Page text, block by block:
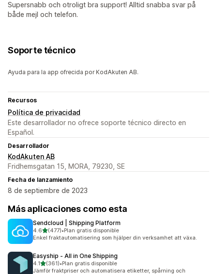
Supersnabb och otroligt bra support! Alltid snabba svar på
både mejl och telefon.
Soporte técnico
Ayuda para la app ofrecida por KodAkuten AB.
Recursos
Política de privacidad
Este desarrollador no ofrece soporte técnico directo en
Español.
Desarrollador
KodAkuten AB
Fridhemsgatan 15, MORA, 79230, SE
Fecha de lanzamiento
8 de septiembre de 2023
Más aplicaciones como esta
Sendcloud | Shipping Platform
4.6de 5 estrellas
(477)
477 reseñas en total
•Plan gratis disponible
Enkel fraktautomatisering som hjälper din verksamhet att växa.
Easyship ‑ All in One Shipping
4.1de 5 estrellas
(361)
361 reseñas en total
•Plan gratis disponible
Jämför fraktpriser och automatisera etiketter, spårning och